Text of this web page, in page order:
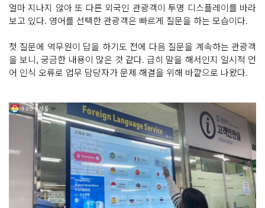
얼마 지나지 않아 또 다른 외국인 관광객이 투명 디스플레이를 바라
보고 있다. 영어를 선택한 관광객은 빠르게 질문을 하는 모습이다.
첫 질문에 역무원이 답을 하기도 전에 다음 질문을 계속하는 관광객
을 보니, 궁금한 내용이 많은 것 같다. 급히 말을 해서인지 일시적 언
어 인식 오류로 업무 담당자가 문제 해결을 위해 바깥으로 나왔다.